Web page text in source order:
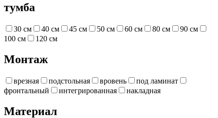
тумба
30 см 40 см 45 см 50 см 60 см 80 см
90 см
100 см
120 см
Монтаж
врезная подстольная вровень
под ламинат
фронтальный
интегрированная накладная
Материал